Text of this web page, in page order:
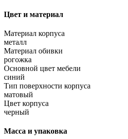
Цвет и материал
Материал корпуса
металл
Материал обивки
рогожка
Основной цвет мебели
синий
Тип поверхности корпуса
матовый
Цвет корпуса
черный
Масса и упаковка